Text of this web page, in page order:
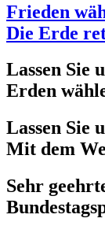
Frieden
Die Erde
Lassen Sie
Erden
Lassen Sie
Mit dem
Sehr